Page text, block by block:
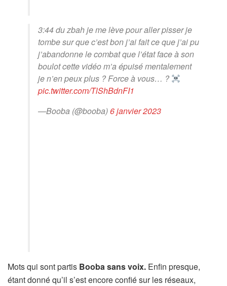
3:44 du zbah je me lève pour aller pisser je
tombe sur que c’est bon j’ai fait ce que j’ai pu
j’abandonne le combat que l’état face à son
boulot cette vidéo m’a épuisé mentalement
je n’en peux plus ? Force à vous… ?‍
pic.twitter.com/TlShBdnFI1
—Booba (@booba)6 janvier 2023
Mots qui sont partis Booba sans voix. Enfin presque,
étant donné qu’il s’est encore confié sur les réseaux,